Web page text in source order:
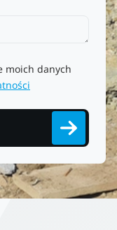
moich danych